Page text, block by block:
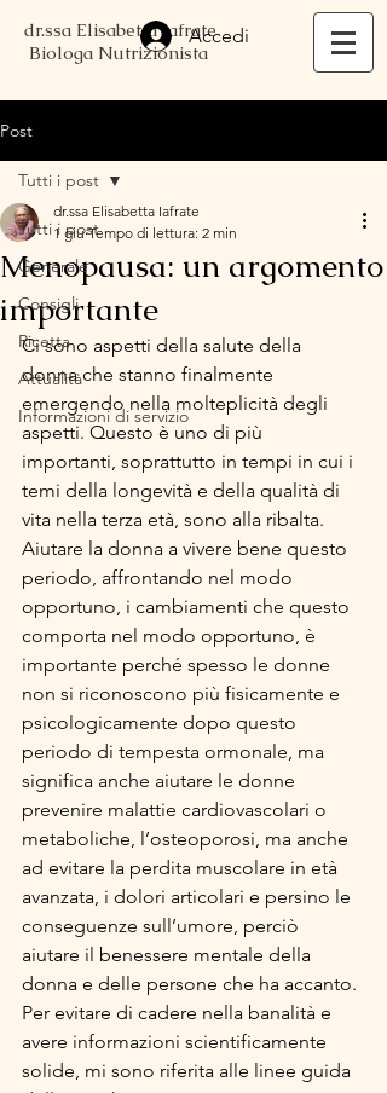
dr.ssa Elisabetta Iafrate
Biologa Nutrizionista
Accedi
Post
Tutti i post
Generale
Consigli
Ricetta
Attualità
Informazioni di servizio
Tutti i post
Menopausa: un argomento
importante
dr.ssa Elisabetta Iafrate
1 giu Tempo di lettura: 2 min
Ci sono aspetti della salute della
donna che stanno finalmente
emergendo nella molteplicità degli
aspetti. Questo è uno di più
importanti, soprattutto in tempi in cui i
temi della longevità e della qualità di
vita nella terza età, sono alla ribalta.
Aiutare la donna a vivere bene questo
periodo, affrontando nel modo
opportuno, i cambiamenti che questo
comporta nel modo opportuno, è
importante perché spesso le donne
non si riconoscono più fisicamente e
psicologicamente dopo questo
periodo di tempesta ormonale, ma
significa anche aiutare le donne
prevenire malattie cardiovascolari o
metaboliche, l’osteoporosi, ma anche
ad evitare la perdita muscolare in età
avanzata, i dolori articolari e persino le
conseguenze sull’umore, perciò
aiutare il benessere mentale della
donna e delle persone che ha accanto.
Per evitare di cadere nella banalità e
avere informazioni scientificamente
solide, mi sono riferita alle linee guida